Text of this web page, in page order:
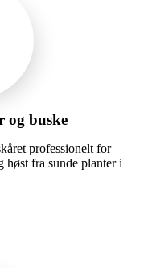
og buske
professionelt for
fra sunde planter i